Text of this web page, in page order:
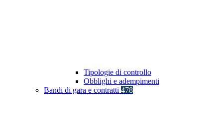
Tipologie di controllo
Obblighi e adempimenti
Bandi di gara e contratti 478